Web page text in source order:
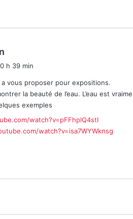
:
h 39 min
a vous proposer pour expositions.
la beauté de l’eau. L’eau est
exemples
watch?v=pFFhplQ4stI
watch?v=isa7WYWknsg